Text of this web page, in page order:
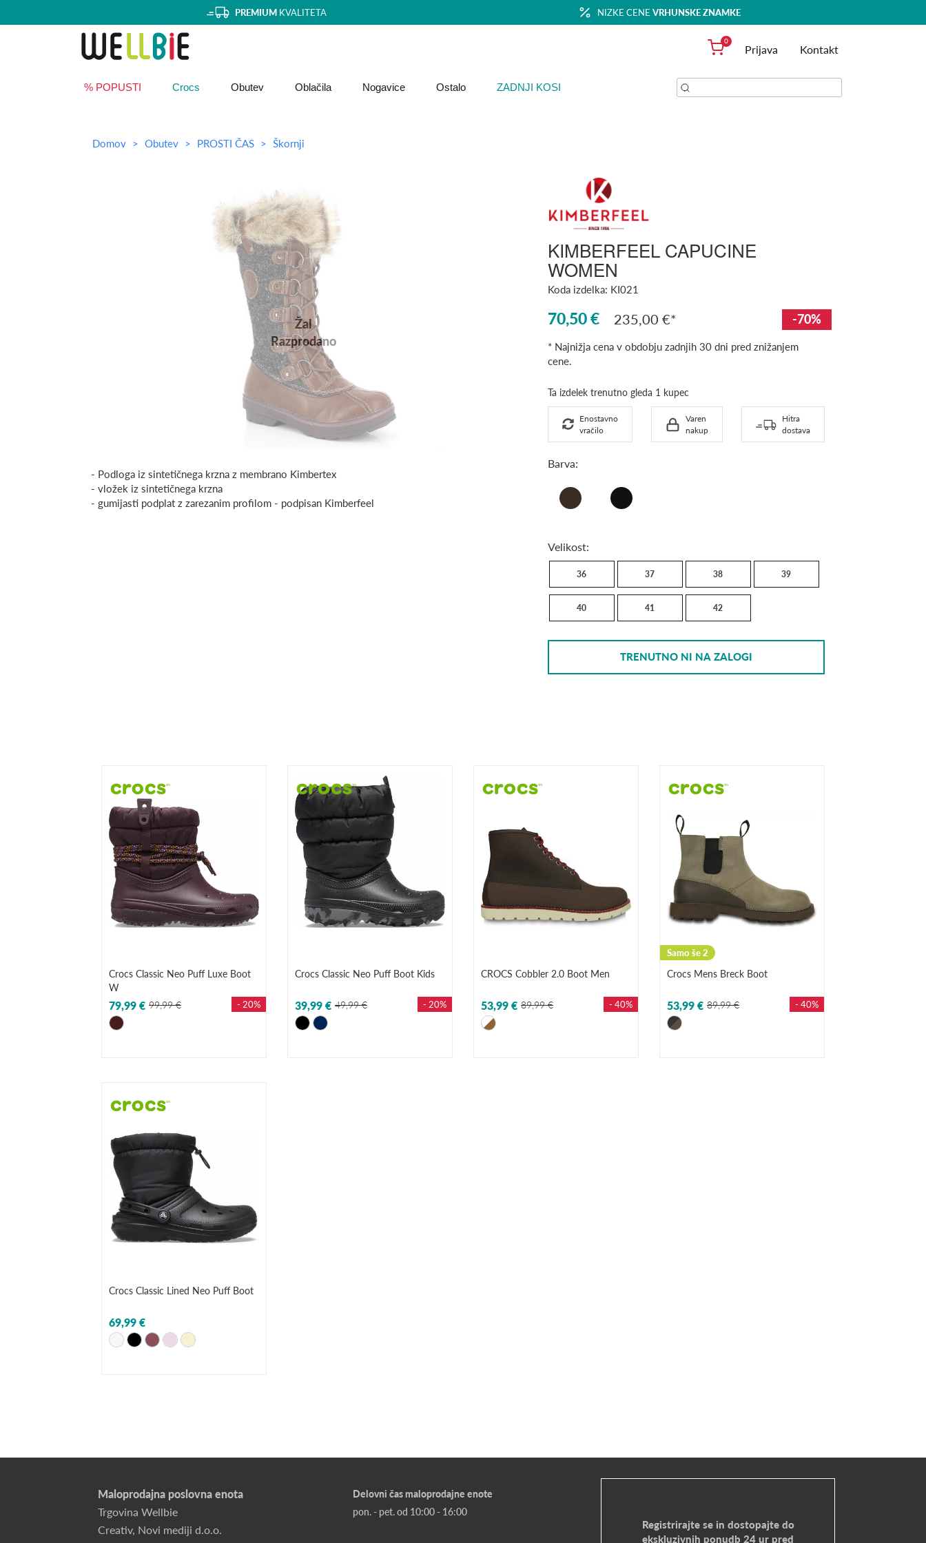
PREMIUM KVALITETA NIZKE CENE VRHUNSKE ZNAMKE
0
Prijava Kontakt
% POPUSTI Crocs Obutev Oblačila Nogavice Ostalo ZADNJI KOSI
Domov Obutev PROSTI ČAS Škornji
Žal
Razprodano
- Podloga iz sintetičnega krzna z membrano Kimbertex
- vložek iz sintetičnega krzna
- gumijasti podplat z zarezanim profilom - podpisan Kimberfeel
KIMBERFEEL CAPUCINE
WOMEN
Koda izdelka: KI021
70,50 € 235,00 € -70%
* Najnižja cena v obdobju zadnjih 30 dni pred znižanjem
cene.
Ta izdelek trenutno gleda 1 kupec
Enostavno
vračilo
Varen
nakup
Hitra
dostava
Barva:
brown black
Velikost:
36 37 38 39
40 41 42
TRENUTNO NI NA ZALOGI
Crocs Classic Neo Puff Luxe Boot
W
79,99 € 99,99 € - 20%
Crocs Classic Neo Puff Boot Kids
39,99 € 49,99 € - 20%
CROCS Cobbler 2.0 Boot Men
53,99 € 89,99 € - 40%
Samo še 2
Crocs Mens Breck Boot
53,99 € 89,99 € - 40%
Crocs Classic Lined Neo Puff Boot
69,99 €
Maloprodajna poslovna enota
Trgovina Wellbie
Creativ, Novi mediji d.o.o.
Delovni čas maloprodajne enote
pon. - pet. od 10:00 - 16:00
Registrirajte se in dostopajte do
ekskluzivnih ponudb 24 ur pred